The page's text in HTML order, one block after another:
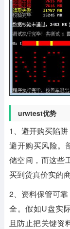
urwtest优势
1、避开购买陷
避开购买风险。
储空间，而这些
买到货真价实的商
2、资料保管可
全。假如U盘实
且防止把关键资